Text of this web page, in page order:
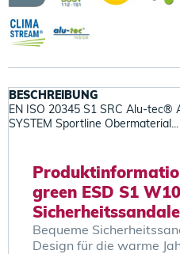
BESCHREIBUNG
EN ISO 20345 S1 SRC Alu-tec®
SYSTEM Sportline Obermaterial...
green ESD S1
Bequeme
Design für die warme